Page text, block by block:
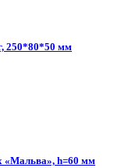
250*80*50 мм
«Мальва», h=60 мм